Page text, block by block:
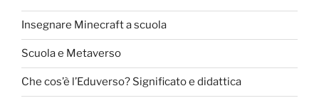
Insegnare Minecraft a scuola
Scuola e Metaverso
Che cos’è l’Eduverso? Significato e didattica